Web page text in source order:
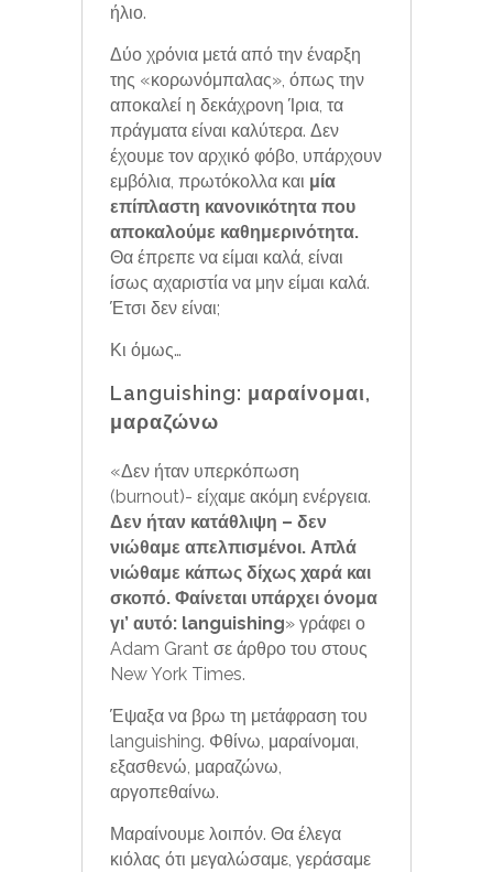
ήλιο.
Δύο χρόνια μετά από την έναρξη
της «κορωνόμπαλας», όπως την
αποκαλεί η δεκάχρονη Ίρια, τα
πράγματα είναι καλύτερα. Δεν
έχουμε τον αρχικό φόβο, υπάρχουν
εμβόλια, πρωτόκολλα και μία
επίπλαστη κανονικότητα που
αποκαλούμε καθημερινότητα.
Θα έπρεπε να είμαι καλά, είναι
ίσως αχαριστία να μην είμαι καλά.
Έτσι δεν είναι;
Κι όμως…
Languishing: μαραίνομαι,
μαραζώνω
«Δεν ήταν υπερκόπωση
(burnout)- είχαμε ακόμη ενέργεια.
Δεν ήταν κατάθλιψη – δεν
νιώθαμε απελπισμένοι. Απλά
νιώθαμε κάπως δίχως χαρά και
σκοπό. Φαίνεται υπάρχει όνομα
γι’ αυτό: languishing» γράφει ο
Adam Grant σε άρθρο του στους
New York Times.
Έψαξα να βρω τη μετάφραση του
languishing. Φθίνω, μαραίνομαι,
εξασθενώ, μαραζώνω,
αργοπεθαίνω.
Μαραίνουμε λοιπόν. Θα έλεγα
κιόλας ότι μεγαλώσαμε, γεράσαμε